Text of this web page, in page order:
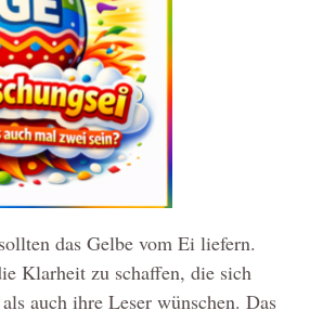
das Gelbe vom Ei liefern.
Klarheit zu schaffen, die sich
auch ihre Leser wünschen. Das